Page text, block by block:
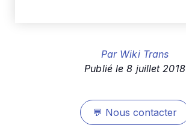
Par Wiki Trans
Publié le 8 juillet 2018
💬 Nous contacter